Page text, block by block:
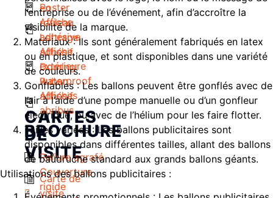
Poster
Affiche
adhésive
Affiche
extérieure
waterproof
Affiches
abribus
BROCHURE
Reliure agrafé
Couverture
rigide
en
rouleau
Lettrage
adhésif
Doming
Ruban
adhésif
CARTES
DE
VISITE
Carte de
visite
l’entreprise ou de l’événement, afin d’accroître la
visibilité de la marque.
Matériaux : Ils sont généralement fabriqués en latex
ou en plastique, et sont disponibles dans une variété
de couleurs.
Gonflables : Les ballons peuvent être gonflés avec de
l’air à l’aide d’une pompe manuelle ou d’un gonfleur
électrique, ou avec de l’hélium pour les faire flotter.
Tailles variées : Les ballons publicitaires sont
disponibles dans différentes tailles, allant des ballons
de baudruche standard aux grands ballons géants.
Utilisations des ballons publicitaires :